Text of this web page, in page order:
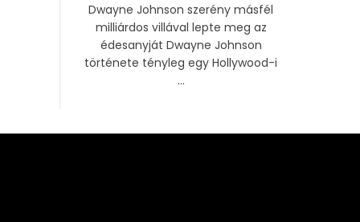
Dwayne Johnson szerény másfél
milliárdos villával lepte meg az
édesanyját Dwayne Johnson
története tényleg egy Hollywood-i
...